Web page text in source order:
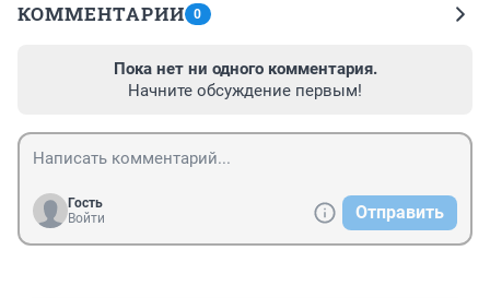
КОММЕНТАРИИ 0
Пока нет ни одного комментария.
Начните обсуждение первым!
Гость
Войти
Отправить